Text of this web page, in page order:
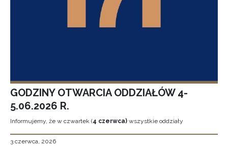
GODZINY OTWARCIA ODDZIAŁÓW 4-
5.06.2026 R.
Informujemy, że w czwartek (4 czerwca) wszystkie oddziały
3 czerwca, 2026